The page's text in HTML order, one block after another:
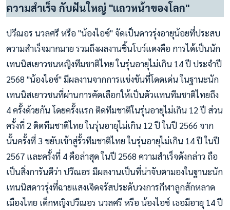
ความสำเร็จ กับฝันใหญ่ "แถวหน้าของโลก"
ปวีณอร นวลศรี หรือ "น้องไอซ์" จัดเป็นดาวรุ่งอายุน้อยที่ประสบ
ความสำเร็จมากมาย รวมถึงผลงานชิ้นโบว์แดงคือ การได้เป็นนัก
เทนนิสเยาวชนหญิงทีมชาติไทย ในรุ่นอายุไม่เกิน 14 ปี ประจำปี
2568 "น้องไอซ์" มีผลงานจากการแข่งขันที่โดดเด่น ในฐานะนัก
เทนนิสเยาวชนที่ผ่านการคัดเลือกให้เป็นตัวแทนทีมชาติไทยถึง
4 ครั้งด้วยกัน โดยครั้งแรก ติดทีมชาติในรุ่นอายุไม่เกิน 12 ปี ส่วน
ครั้งที่ 2 ติดทีมชาติไทย ในรุ่นอายุไม่เกิน 12 ปี ในปี 2566 จาก
นั้นครั้งที่ 3 ขยับเข้าสู่รั้วทีมชาติไทย ในรุ่นอายุไม่เกิน 14 ปี ในปี
2567 และครั้งที่ 4 คือล่าสุด ในปี 2568 ความสำเร็จดังกล่าว ถือ
เป็นสิ่งการันตีว่า ปวีณอร มีผลงานเป็นที่น่าจับตามองในฐานะนัก
เทนนิสดาวรุ่งที่ฉายแสงเจิดจรัสประดับวงการกีฬาลูกสักหลาด
เมืองไทย เด็กหญิงปวีณอร นวลศรี หรือ น้องไอซ์ เธอมีอายุ 14 ปี